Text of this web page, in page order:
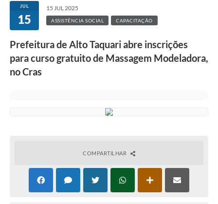
JUL
15
15 JUL 2025
ASSISTÊNCIA SOCIAL CAPACITAÇÃO
Prefeitura de Alto Taquari abre inscrições
para curso gratuito de Massagem Modeladora,
no Cras
COMPARTILHAR